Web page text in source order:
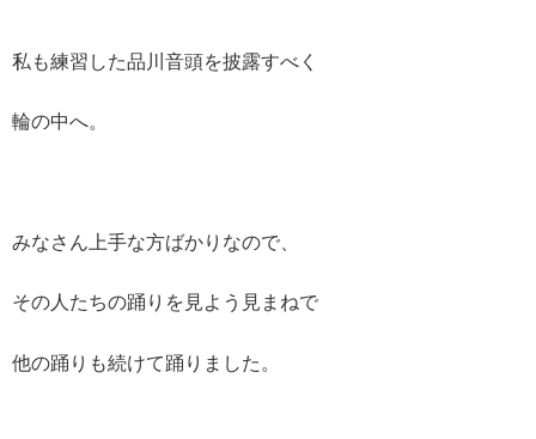
私も練習した品川音頭を披露すべく
輪の中へ。
みなさん上手な方ばかりなので、
その人たちの踊りを見よう見まねで
他の踊りも続けて踊りました。